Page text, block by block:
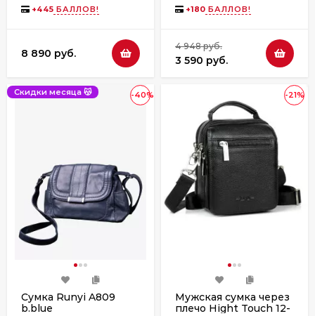
+445 БАЛЛОВ!
8 890 руб.
+180 БАЛЛОВ!
4 948 руб.
3 590 руб.
-40%
Скидки месяца 😽
Сумка Runyi A809
b.blue
-21%
Мужская сумка через
плечо Hight Touch 12-